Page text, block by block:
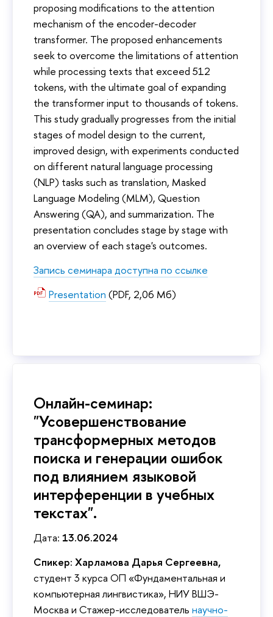
proposing modifications to the attention
mechanism of the encoder-decoder
transformer. The proposed enhancements
seek to overcome the limitations of attention
while processing texts that exceed 512
tokens, with the ultimate goal of expanding
the transformer input to thousands of tokens.
This study gradually progresses from the initial
stages of model design to the current,
improved design, with experiments conducted
on different natural language processing
(NLP) tasks such as translation, Masked
Language Modeling (MLM), Question
Answering (QA), and summarization. The
presentation concludes stage by stage with
an overview of each stage's outcomes.
Запись семинара доступна по ссылке
Presentation (PDF, 2,06 Мб)
Онлайн-семинар:
"Усовершенствование
трансформерных методов
поиска и генерации ошибок
под влиянием языковой
интерференции в учебных
текстах".
Дата: 13.06.2024
Спикер: Харламова Дарья Сергеевна,
студент 3 курса ОП «Фундаментальная и
компьютерная лингвистика», НИУ ВШЭ-
Москва и Стажер-исследователь научно-